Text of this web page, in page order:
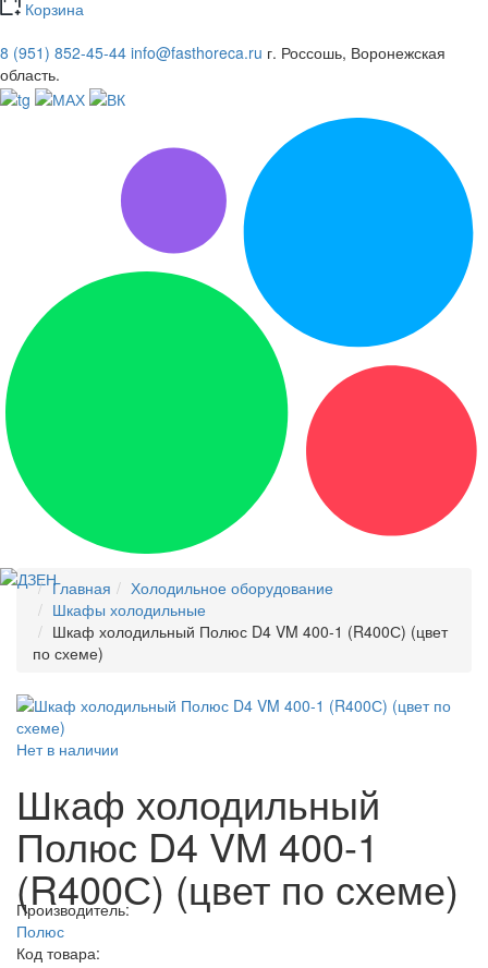
Корзина
8 (951) 852-45-44 info@fasthoreca.ru г. Россошь, Воронежская
область.
Главная
Холодильное оборудование
Шкафы холодильные
Шкаф холодильный Полюс D4 VM 400-1 (R400С) (цвет
по схеме)
Нет в наличии
Шкаф холодильный
Полюс D4 VM 400-1
(R400С) (цвет по схеме)
Производитель:
Полюс
Код товара: